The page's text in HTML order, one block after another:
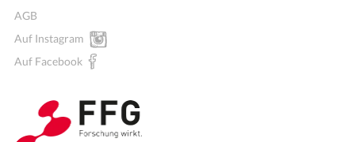
AGB
Auf Instagram
Auf Facebook